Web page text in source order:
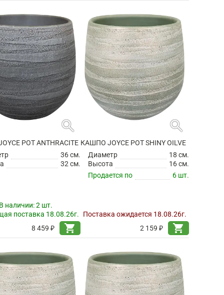
search
POT ANTHRACITE
36 см.
32 см.
наличии:2 шт.
поставка 18.08.26г.
8 459 ₽
shopping_cart
search
КАШПО JOYCE POT SHINY OILVE
Диаметр
18 см.
Высота
16 см.
Продается по
6 шт.
Поставка ожидается 18.08.26г.
2 159 ₽
shopping_cart